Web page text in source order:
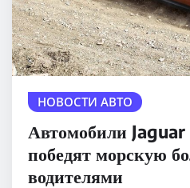
НОВОСТИ АВТО
Автомобили
победят морскую
водителями